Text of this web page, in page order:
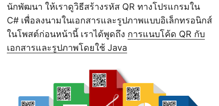
n
นักพัฒนา ให้เราดูวิธีสร้างรหัส QR ทางโปรแกรมใน
C# เพื่อลงนามในเอกสารและรูปภาพแบบอิเล็กทรอนิกส์
ในโพสต์ก่อนหน้านี้ เราได้พูดถึง การแนบโค้ด QR กับ
เอกสารและรูปภาพโดยใช้ Java